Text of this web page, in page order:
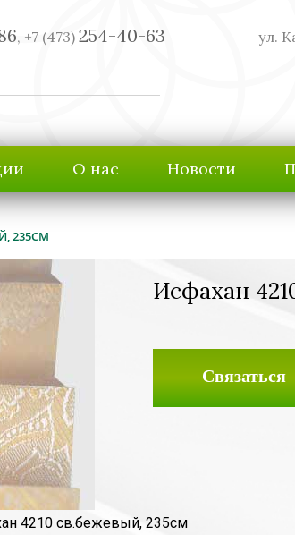
, +7 (473) 254-40-63 ул.
О нас Новости
235СМ
Исфахан
Связаться
4210 св.бежевый, 235см